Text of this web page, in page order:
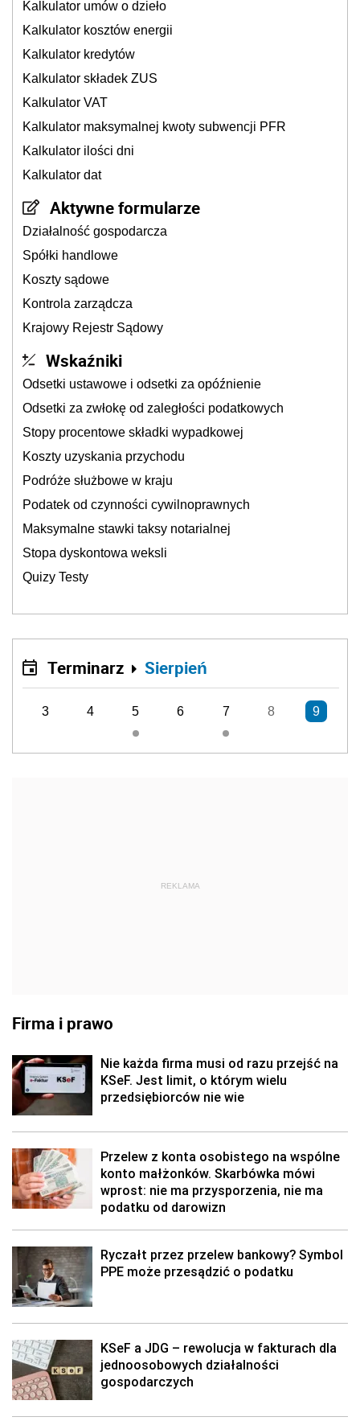
Kalkulator umów o dzieło
Kalkulator kosztów energii
Kalkulator kredytów
Kalkulator składek ZUS
Kalkulator VAT
Kalkulator maksymalnej kwoty subwencji PFR
Kalkulator ilości dni
Kalkulator dat
Aktywne formularze
Działalność gospodarcza
Spółki handlowe
Koszty sądowe
Kontrola zarządcza
Krajowy Rejestr Sądowy
Wskaźniki
Odsetki ustawowe i odsetki za opóźnienie
Odsetki za zwłokę od zaległości podatkowych
Stopy procentowe składki wypadkowej
Koszty uzyskania przychodu
Podróże służbowe w kraju
Podatek od czynności cywilnoprawnych
Maksymalne stawki taksy notarialnej
Stopa dyskontowa weksli
Quizy Testy
Terminarz Sierpień
3 4 5 6 7 8 9
REKLAMA
Firma i prawo
Nie każda firma musi od razu przejść na
KSeF. Jest limit, o którym wielu
przedsiębiorców nie wie
Przelew z konta osobistego na wspólne
konto małżonków. Skarbówka mówi
wprost: nie ma przysporzenia, nie ma
podatku od darowizn
Ryczałt przez przelew bankowy? Symbol
PPE może przesądzić o podatku
KSeF a JDG – rewolucja w fakturach dla
jednoosobowych działalności
gospodarczych